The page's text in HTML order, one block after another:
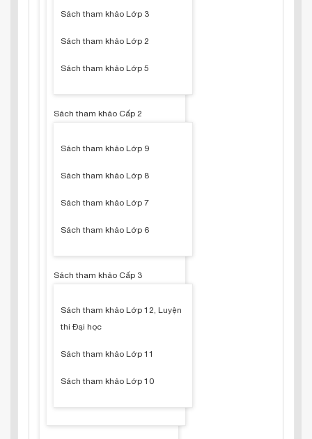
Sách tham khảo Lớp 3
Sách tham khảo Lớp 2
Sách tham khảo Lớp 5
Sách tham khảo Cấp 2
Sách tham khảo Lớp 9
Sách tham khảo Lớp 8
Sách tham khảo Lớp 7
Sách tham khảo Lớp 6
Sách tham khảo Cấp 3
Sách tham khảo Lớp 12, Luyện
thi Đại học
Sách tham khảo Lớp 11
Sách tham khảo Lớp 10